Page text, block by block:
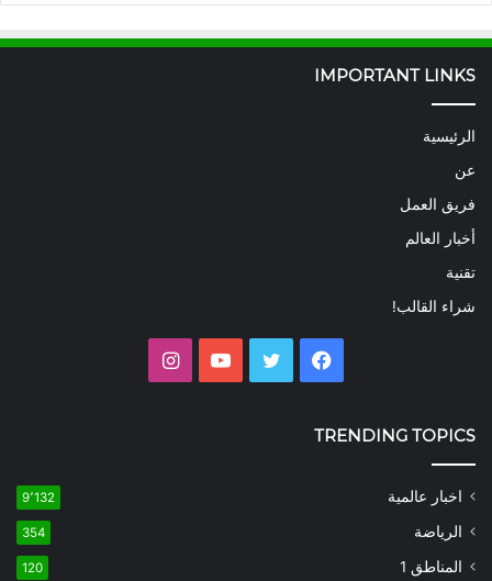
IMPORTANT LINKS
الرئيسية
عن
فريق العمل
أخبار العالم
تقنية
شراء القالب!
فيسبوك تويتر يوتيوب
TRENDING TOPICS
اخبار عالمية 9٬132
الرياضة 354
المناطق 1 120